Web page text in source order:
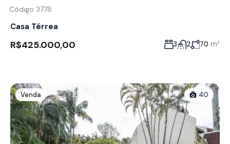
Código 3778
Casa Térrea
R$425.000,00 3 2 70 m²
Venda 40